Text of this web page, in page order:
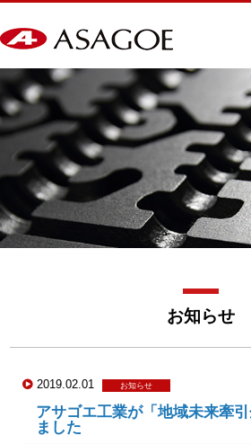
お知らせ
2019.02.01 お知らせ
アサゴエ工業が「地域未来牽
ました